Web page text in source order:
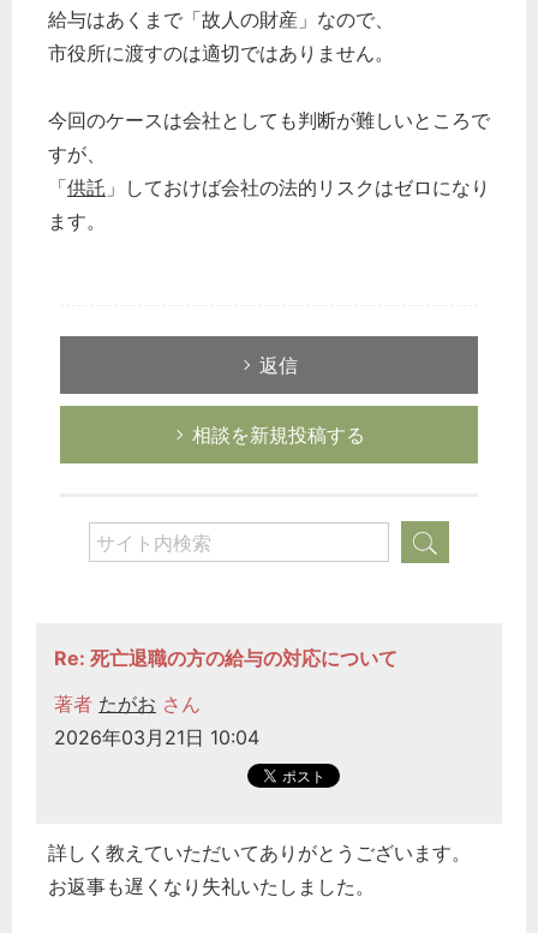
給与はあくまで「故人の財産」なので、
市役所に渡すのは適切ではありません。
今回のケースは会社としても判断が難しいところで
すが、
「供託 」しておけば会社の法的リスクはゼロになり
ます。
返信
相談を新規投稿する
Re: 死亡退職の方の給与の対応について
著者 たがお さん
2026年03月21日 10:04
詳しく教えていただいてありがとうございます。
お返事も遅くなり失礼いたしました。
どのカテゴリーに投稿しますか？
経営の知恵
総務の給湯室
秘書のノウハウ
次へ